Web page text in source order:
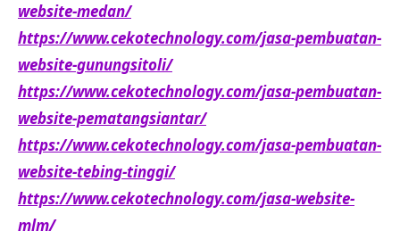
website-medan/
https://www.cekotechnology.com/jasa-pembuatan-
website-gunungsitoli/
https://www.cekotechnology.com/jasa-pembuatan-
website-pematangsiantar/
https://www.cekotechnology.com/jasa-pembuatan-
website-tebing-tinggi/
https://www.cekotechnology.com/jasa-website-
mlm/